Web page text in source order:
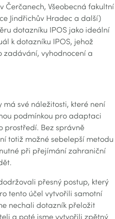
Čerčanech, Všeobecná fakultní
Jindřichův Hradec a další)
dotazníku IPOS jako ideální
k dotazníku IPOS, jehož
zadávání, vyhodnocení a
své náležitosti, které není
podmínkou pro adaptaci
prostředí. Bez správně
totiž možné sebelepší metodu
při přejímání zahraniční
přesný postup, který
tento účel vytvořili samotní
nechali dotazník přeložit
a poté jsme vytvořili zpětný